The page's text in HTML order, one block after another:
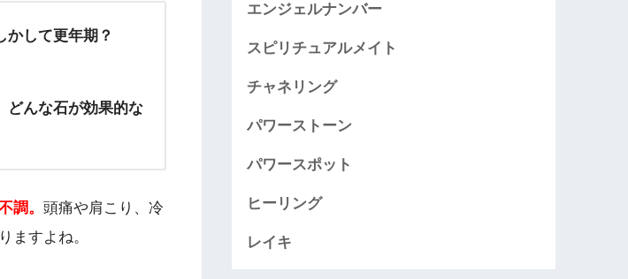
かして更年期？
どんな石が効果的な
調。 頭痛や肩こり、冷
ますよね。
エンジェルナンバー
スピリチュアルメイト
チャネリング
パワーストーン
パワースポット
ヒーリング
レイキ